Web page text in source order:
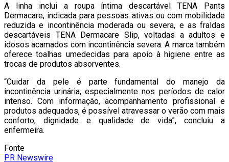
A linha inclui a roupa íntima descartável TENA Pants
Dermacare, indicada para pessoas ativas ou com mobilidade
reduzida e incontinência moderada ou severa, e as fraldas
descartáveis TENA Dermacare Slip, voltadas a adultos e
idosos acamados com incontinência severa. A marca também
oferece toalhas umedecidas para apoio à higiene entre as
trocas de produtos absorventes.
“Cuidar da pele é parte fundamental do manejo da
incontinência urinária, especialmente nos períodos de calor
intenso. Com informação, acompanhamento profissional e
produtos adequados, é possível atravessar o verão com mais
conforto, dignidade e qualidade de vida”, concluiu a
enfermeira.
Fonte
PR Newswire